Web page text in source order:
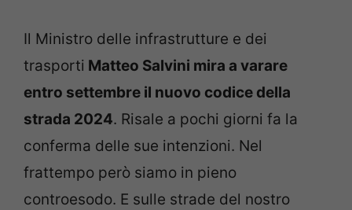
Il Ministro delle infrastrutture e dei
trasporti Matteo Salvini mira a varare
entro settembre il nuovo codice della
strada 2024. Risale a pochi giorni fa la
conferma delle sue intenzioni. Nel
frattempo però siamo in pieno
controesodo. E sulle strade del nostro